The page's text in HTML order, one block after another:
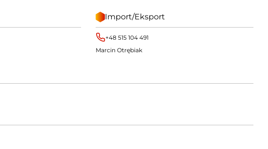
Import/Eksport
+48 515 104 491
Marcin Otrębiak